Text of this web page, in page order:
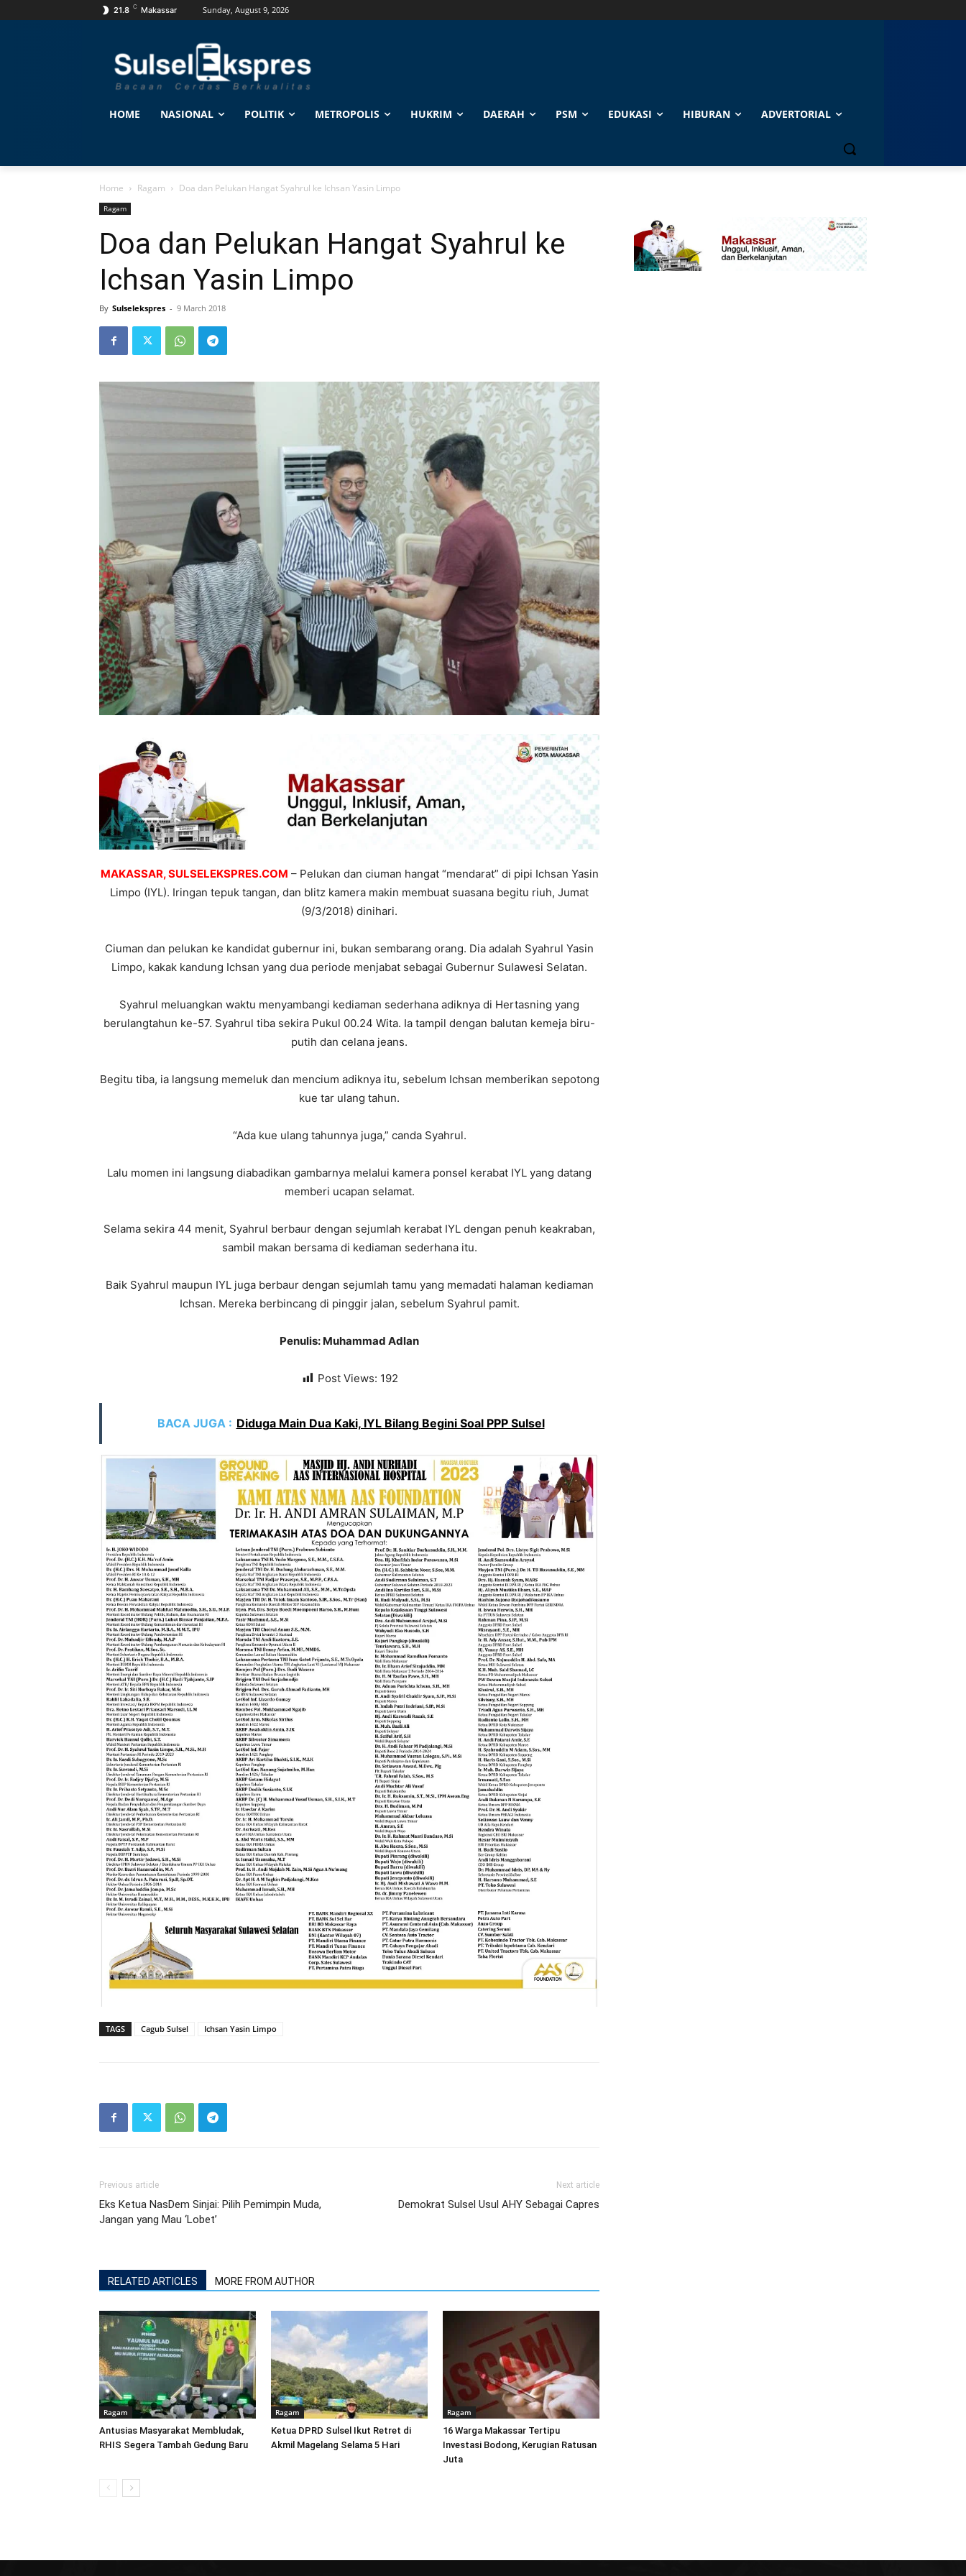
21.8 C Makassar Sunday, August 9, 2026
HOME NASIONAL POLITIK METROPOLIS HUKRIM DAERAH PSM EDUKASI HIBURAN ADVERTORIAL
Home Ragam Doa dan Pelukan Hangat Syahrul ke Ichsan Yasin Limpo
Ragam
Doa dan Pelukan Hangat Syahrul ke
Ichsan Yasin Limpo
By Sulselekspres - 9 March 2018
MAKASSAR, SULSELEKSPRES.COM – Pelukan dan ciuman hangat “mendarat” di pipi Ichsan Yasin
Limpo (IYL). Iringan tepuk tangan, dan blitz kamera makin membuat suasana begitu riuh, Jumat
(9/3/2018) dinihari.
Ciuman dan pelukan ke kandidat gubernur ini, bukan sembarang orang. Dia adalah Syahrul Yasin
Limpo, kakak kandung Ichsan yang dua periode menjabat sebagai Gubernur Sulawesi Selatan.
Syahrul meluangkan waktu menyambangi kediaman sederhana adiknya di Hertasning yang
berulangtahun ke-57. Syahrul tiba sekira Pukul 00.24 Wita. Ia tampil dengan balutan kemeja biru-
putih dan celana jeans.
Begitu tiba, ia langsung memeluk dan mencium adiknya itu, sebelum Ichsan memberikan sepotong
kue tar ulang tahun.
“Ada kue ulang tahunnya juga,” canda Syahrul.
Lalu momen ini langsung diabadikan gambarnya melalui kamera ponsel kerabat IYL yang datang
memberi ucapan selamat.
Selama sekira 44 menit, Syahrul berbaur dengan sejumlah kerabat IYL dengan penuh keakraban,
sambil makan bersama di kediaman sederhana itu.
Baik Syahrul maupun IYL juga berbaur dengan sejumlah tamu yang memadati halaman kediaman
Ichsan. Mereka berbincang di pinggir jalan, sebelum Syahrul pamit.
Penulis: Muhammad Adlan
Post Views: 192
BACA JUGA : Diduga Main Dua Kaki, IYL Bilang Begini Soal PPP Sulsel
TAGS Cagub Sulsel Ichsan Yasin Limpo
Previous article
Eks Ketua NasDem Sinjai: Pilih Pemimpin Muda,
Jangan yang Mau ‘Lobet’
Next article
Demokrat Sulsel Usul AHY Sebagai Capres
RELATED ARTICLES MORE FROM AUTHOR
Ragam
Antusias Masyarakat Membludak,
RHIS Segera Tambah Gedung Baru
Ragam
Ketua DPRD Sulsel Ikut Retret di
Akmil Magelang Selama 5 Hari
Ragam
16 Warga Makassar Tertipu
Investasi Bodong, Kerugian Ratusan
Juta